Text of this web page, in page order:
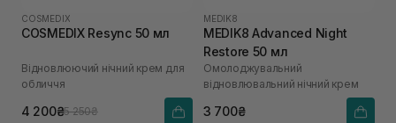
COSMEDIX
COSMEDIX Resync 50 мл
Відновлюючий нічний крем для
обличчя
4 200₴5 250₴
MEDIK8
MEDIK8 Advanced Night
Restore 50 мл
Омолоджувальний
відновлювальний нічний крем
3 700₴